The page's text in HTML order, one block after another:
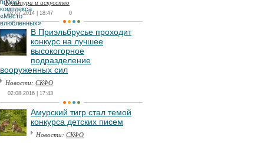
Культура и искусство
02.07.2014 | 18:47 0
В Приэльбрусье проходит
конкурс на лучшее
высокогорное
подразделение
вооруженных сил
Новости: СКФО
02.08.2016 | 17:43
Амурский тигр стал темой
конкурса детских писем
Новости: СКФО